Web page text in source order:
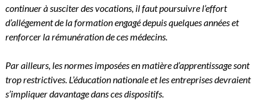
continuer à susciter des vocations, il faut poursuivre l’effort
d’allégement de la formation engagé depuis quelques années et
renforcer la rémunération de ces médecins.
Par ailleurs, les normes imposées en matière d’apprentissage sont
trop restrictives. L’éducation nationale et les entreprises devraient
s’impliquer davantage dans ces dispositifs.